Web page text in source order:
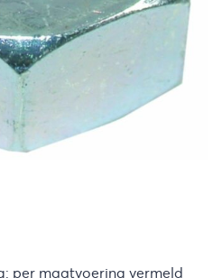
per maatvoering vermeld